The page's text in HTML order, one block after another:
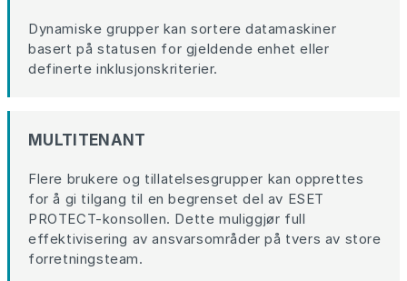
Dynamiske grupper kan sortere datamaskiner
basert på statusen for gjeldende enhet eller
definerte inklusjonskriterier.
MULTITENANT
Flere brukere og tillatelsesgrupper kan opprettes
for å gi tilgang til en begrenset del av ESET
PROTECT-konsollen. Dette muliggjør full
effektivisering av ansvarsområder på tvers av store
forretningsteam.